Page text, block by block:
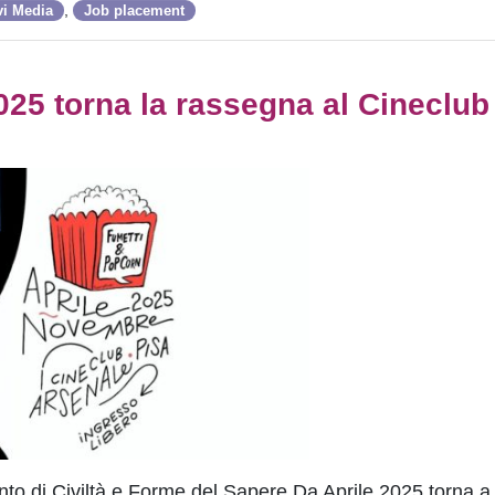
Media , Job placement
torna la rassegna al Cineclub